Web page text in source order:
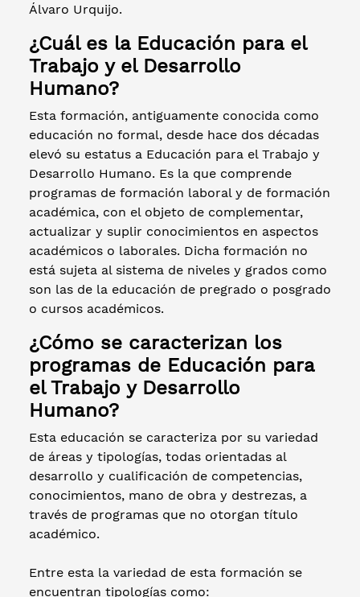
Álvaro Urquijo.
¿Cuál es la Educación para el
Trabajo y el Desarrollo
Humano?
Esta formación, antiguamente conocida como
educación no formal, desde hace dos décadas
elevó su estatus a Educación para el Trabajo y
Desarrollo Humano. Es la que comprende
programas de formación laboral y de formación
académica, con el objeto de complementar,
actualizar y suplir conocimientos en aspectos
académicos o laborales. Dicha formación no
está sujeta al sistema de niveles y grados como
son las de la educación de pregrado o posgrado
o cursos académicos.
¿Cómo se caracterizan los
programas de Educación para
el Trabajo y Desarrollo
Humano?
Esta educación se caracteriza por su variedad
de áreas y tipologías, todas orientadas al
desarrollo y cualificación de competencias,
conocimientos, mano de obra y destrezas, a
través de programas que no otorgan título
académico.
Entre esta la variedad de esta formación se
encuentran tipologías como: